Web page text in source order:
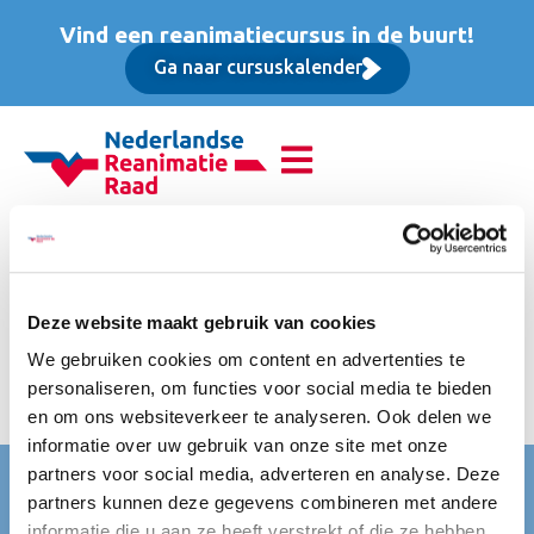
Deze website maakt gebruik van cookies
We gebruiken cookies om content en advertenties te
personaliseren, om functies voor social media te bieden
en om ons websiteverkeer te analyseren. Ook delen we
informatie over uw gebruik van onze site met onze
partners voor social media, adverteren en analyse. Deze
partners kunnen deze gegevens combineren met andere
Vind een reanimatiecursus in de buurt!
Ga naar cursuskalender
Reanimatie van
volwassenen (BLS),
Basis cursus
Per deelnemer, inclusief administratiekosten
Nederlandse Reanimatie Raad (NRR)
Mercatorlaan 1200